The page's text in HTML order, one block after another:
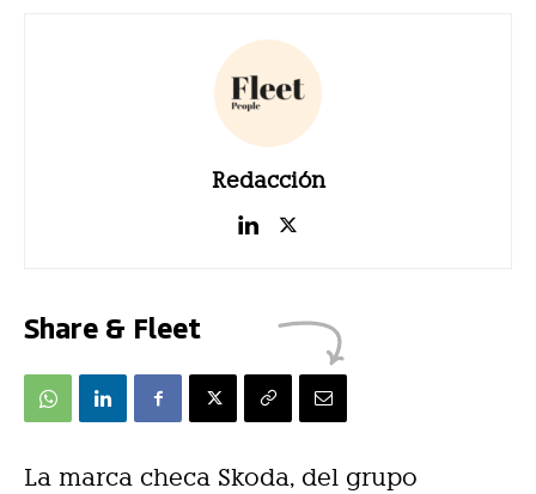
Redacción
Share & Fleet
La marca checa Skoda, del grupo